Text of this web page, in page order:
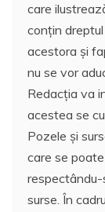
care
conțin
acestora și
nu se vor
Redacția va
acestea se
Pozele și
care se
respectându-
surse. În